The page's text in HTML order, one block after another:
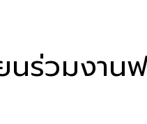
นร่วมงาน